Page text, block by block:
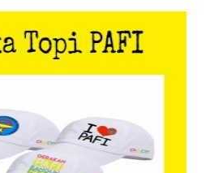
Topi PAFI